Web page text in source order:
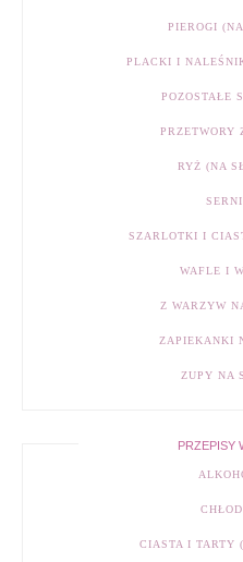
PIEROGI
PLACKI I
POZOSTAŁE
PRZETWORY
RYŻ (NA
SZARLOTKI I
WAFLE I
Z WARZYW
ZAPIEKANKI
ZUPY NA
PRZEPISY
CIASTA I TARTY